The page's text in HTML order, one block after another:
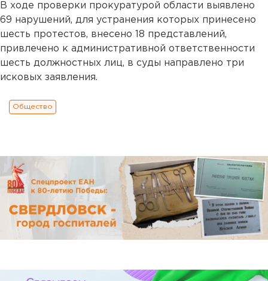
В ходе проверки прокуратурой области выявлено
69 нарушений, для устранения которых принесено
шесть протестов, внесено 18 представлений,
привлечено к административной ответственности
шесть должностных лиц, в суды направлено три
исковых заявления.
Общество